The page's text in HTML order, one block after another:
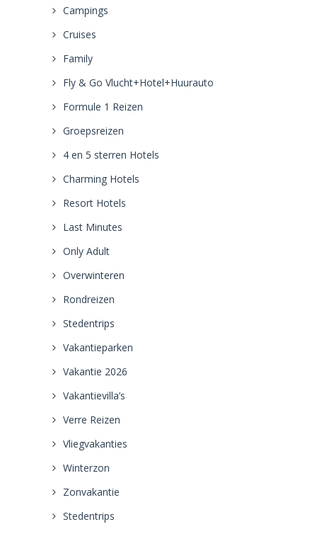
Campings
Cruises
Family
Fly & Go Vlucht+Hotel+Huurauto
Formule 1 Reizen
Groepsreizen
4 en 5 sterren Hotels
Charming Hotels
Resort Hotels
Last Minutes
Only Adult
Overwinteren
Rondreizen
Stedentrips
Vakantieparken
Vakantie 2026
Vakantievilla’s
Verre Reizen
Vliegvakanties
Winterzon
Zonvakantie
Stedentrips